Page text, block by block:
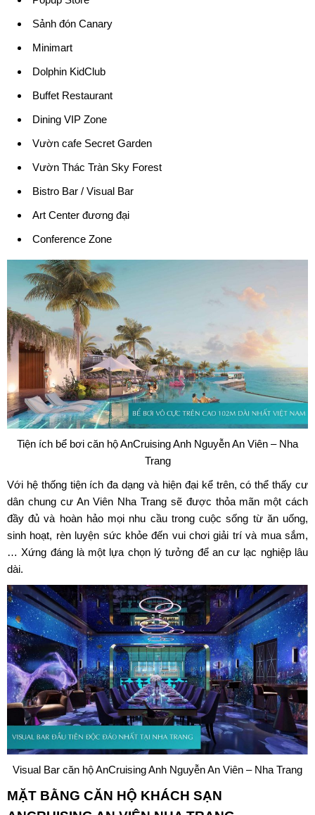
Sảnh đón Canary
Minimart
Dolphin KidClub
Buffet Restaurant
Dining VIP Zone
Vườn cafe Secret Garden
Vườn Thác Tràn Sky Forest
Bistro Bar / Visual Bar
Art Center đương đại
Conference Zone
Tiện ích bể bơi căn hộ AnCruising Anh Nguyễn An Viên – Nha
Trang
Với hệ thống tiện ích đa dạng và hiện đại kể trên, có thể thấy cư
dân chung cư An Viên Nha Trang sẽ được thỏa mãn một cách
đầy đủ và hoàn hảo mọi nhu cầu trong cuộc sống từ ăn uống,
sinh hoạt, rèn luyện sức khỏe đến vui chơi giải trí và mua sắm,
… Xứng đáng là một lựa chọn lý tưởng để an cư lạc nghiệp lâu
dài.
Visual Bar căn hộ AnCruising Anh Nguyễn An Viên – Nha Trang
MẶT BẰNG CĂN HỘ KHÁCH SẠN